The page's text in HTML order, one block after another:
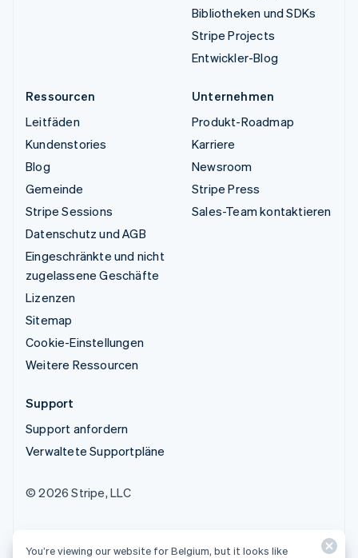
Bibliotheken und SDKs
Stripe Projects
Entwickler-Blog
Ressourcen
Leitfäden
Kundenstories
Blog
Gemeinde
Stripe Sessions
Datenschutz und AGB
Eingeschränkte und nicht
zugelassene Geschäfte
Lizenzen
Sitemap
Cookie-Einstellungen
Weitere Ressourcen
Unternehmen
Produkt-Roadmap
Karriere
Newsroom
Stripe Press
Sales-Team kontaktieren
Support
Support anfordern
Verwaltete Supportpläne
© 2026 Stripe, LLC
You’re viewing our website for Belgium, but it looks like